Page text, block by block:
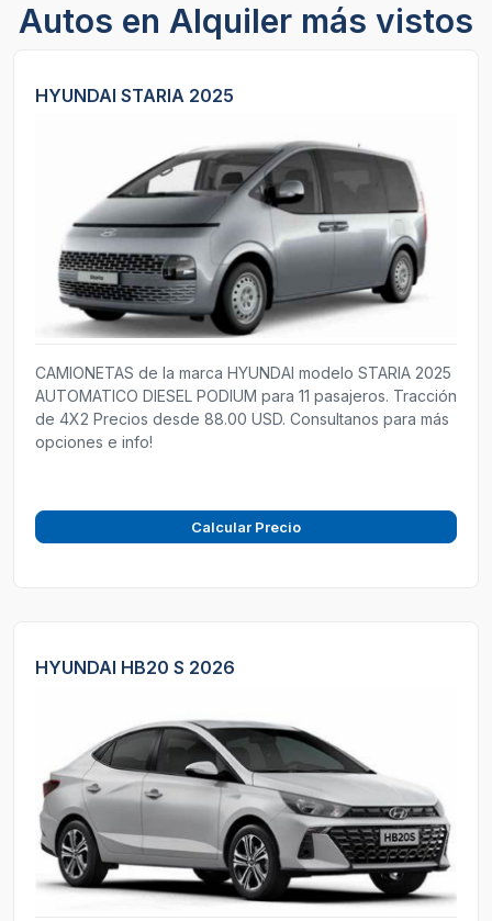
Autos en Alquiler más vistos
HYUNDAI STARIA 2025
CAMIONETAS de la marca HYUNDAI modelo STARIA 2025
AUTOMATICO DIESEL PODIUM para 11 pasajeros. Tracción
de 4X2 Precios desde 88.00 USD. Consultanos para más
opciones e info!
Calcular Precio
HYUNDAI HB20 S 2026